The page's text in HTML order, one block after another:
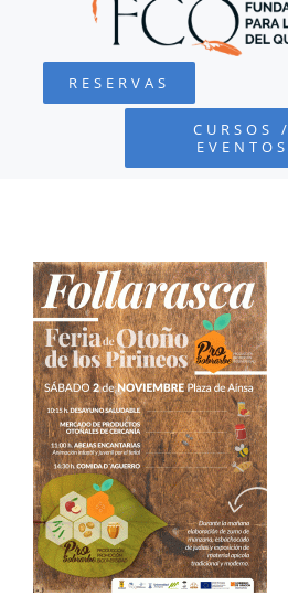
QUEBRANTAHUESOS
FUNDACIÓN
COLABORA
RECURSOS
NOTICIAS
CONTACTO
RESERVAS
CURSOS /
EVENTOS